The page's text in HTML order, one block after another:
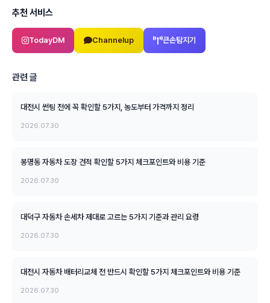
추천 서비스
TodayDM Channelup 큰손탐지기
관련 글
대전시 썬팅 전에 꼭 확인할 5가지, 농도부터 가격까지 정리
2026.07.30
봉명동 자동차 도장 견적 확인할 5가지 체크포인트와 비용 기준
2026.07.30
대덕구 자동차 손세차 제대로 고르는 5가지 기준과 관리 요령
2026.07.30
대전시 자동차 배터리교체 전 반드시 확인할 5가지 체크포인트와 비용 기준
2026.07.30